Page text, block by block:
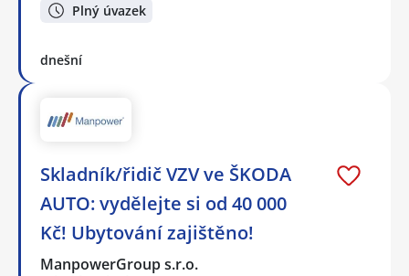
Plný úvazek
dnešní
Skladník/řidič VZV ve ŠKODA
AUTO: vydělejte si od 40 000
Kč! Ubytování zajištěno!
ManpowerGroup s.r.o.